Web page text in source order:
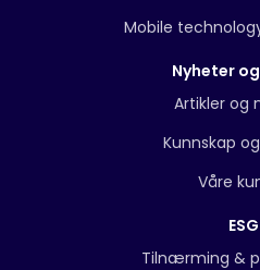
Mobile
Nyheter
Artikler og
Kunnskap
Våre
ESG
Tilnærming &